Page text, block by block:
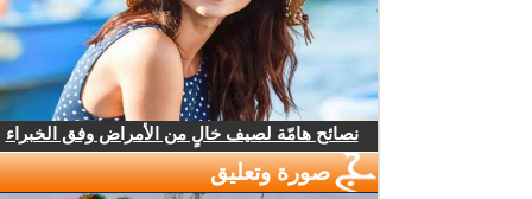
نصائح هامّة لصيف خالٍ من الأمراض وفق الخبراء
صورة وتعليق